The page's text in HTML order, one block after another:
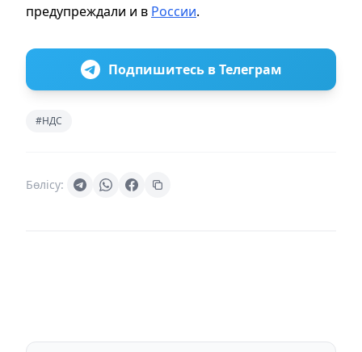
предупреждали и в России.
Подпишитесь в Телеграм
#НДС
Бөлісу: